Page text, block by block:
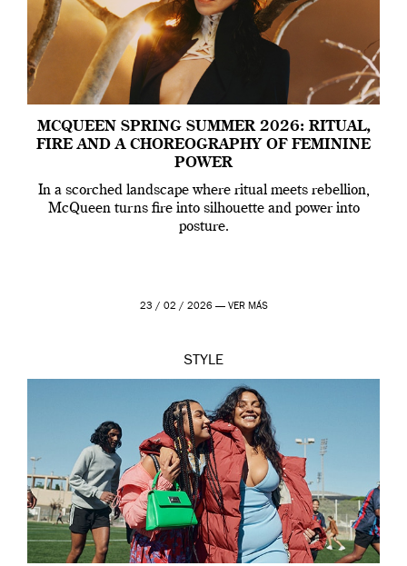
MCQUEEN SPRING SUMMER 2026: RITUAL,
FIRE AND A CHOREOGRAPHY OF FEMININE
POWER
In a scorched landscape where ritual meets rebellion,
McQueen turns fire into silhouette and power into
posture.
23 / 02 / 2026 — VER MÁS
STYLE